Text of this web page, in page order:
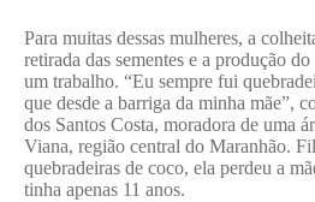
Para muitas dessas mulheres, a
retirada das sementes e a produção
um trabalho. “Eu sempre fui
que desde a barriga da minha mãe”,
dos Santos Costa, moradora de uma
Viana, região central do Maranhão.
quebradeiras de coco, ela perdeu a
tinha apenas 11 anos.